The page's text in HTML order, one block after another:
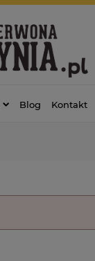
Blog Kontakt